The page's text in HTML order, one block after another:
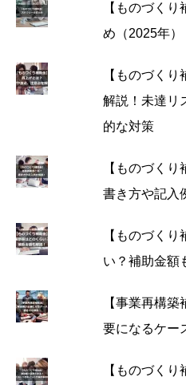
【ものづく
め（2025年）
【ものづく
解説！未達リ
的な対策
【ものづく
書き方や記入
【ものづく
い？補助金額
【事業再構
要になるケー
【ものづく